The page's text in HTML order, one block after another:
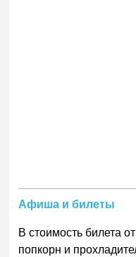
Aфиша и билеты
В стоимость билета
попкорн и